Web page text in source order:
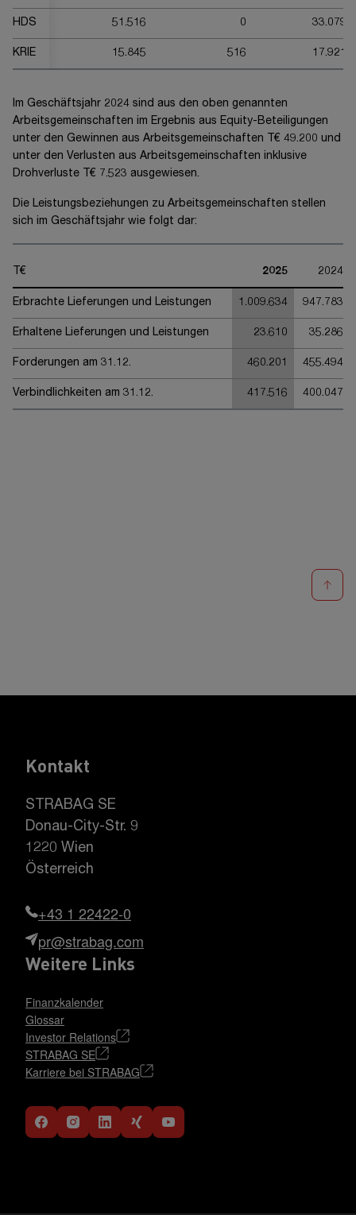
HDS 51.516 0 33.079
KRIE 15.845 516 17.921
Im Geschäftsjahr 2024 sind aus den oben genannten
Arbeitsgemeinschaften im Ergebnis aus Equity-Beteiligungen
unter den Gewinnen aus Arbeitsgemeinschaften
T€ 49.200 und
unter den Verlusten aus Arbeitsgemeinschaften inklusive
Drohverluste T€ 7.523 ausgewiesen.
Die Leistungsbeziehungen zu Arbeitsgemeinschaften stellen
sich im Geschäftsjahr wie folgt dar:
T€ 2025 2024
Erbrachte Lieferungen und Leistungen 1.009.634 947.783
Erhaltene Lieferungen und Leistungen 23.610 35.286
Forderungen am 31.12. 460.201 455.494
Verbindlichkeiten am 31.12. 417.516 400.047
Kontakt
STRABAG SE
Donau-City-Str. 9
1220 Wien
Österreich
+43 1 22422-0
pr@strabag.com
Weitere Links
Finanzkalender
Glossar
Investor Relations
STRABAG SE
Karriere bei STRABAG